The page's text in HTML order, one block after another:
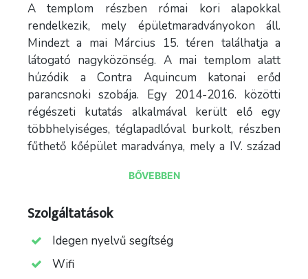
A templom részben római kori alapokkal
rendelkezik, mely épületmaradványokon áll.
Mindezt a mai Március 15. téren találhatja a
látogató nagyközönség. A mai templom alatt
húzódik a Contra Aquincum katonai erőd
parancsnoki szobája. Egy 2014-2016. közötti
régészeti kutatás alkalmával került elő egy
többhelyiséges, téglapadlóval burkolt, részben
fűthető kőépület maradványa, mely a IV. század
volt. A román stílusú templom megépítése a
még a XI-XII. században.Alapfalai ma is láthatóak
az altemplomban. A templom átalakítására a XII.
században került sor.
BŐVEBBEN
Szolgáltatások
Idegen nyelvű segítség
Wifi